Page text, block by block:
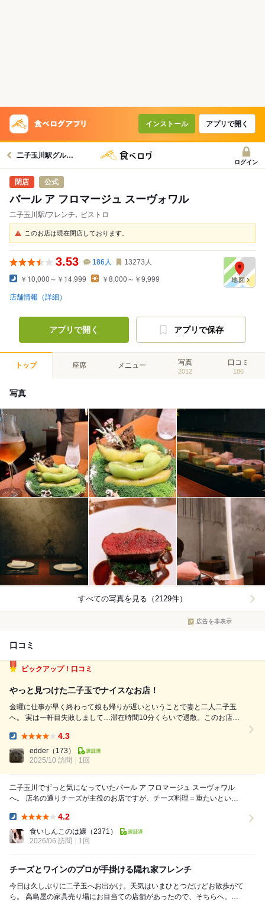
インストール アプリで開く
二子玉川駅グルメへ
ログイン
公式
バール ア フロマージュ スーヴォワル
二子玉川駅/フレンチ､ ビストロ
このお店は現在閉店しております。
3.53 186 人 13273 人
￥10,000～￥14,999 ￥8,000～￥9,999
店舗情報（詳細）
アプリで開く アプリで保存
トップ 座席 メニュー 写真
2012
口コミ
186
写真
すべての写真を見る（2129件）
広告を非表示
口コミ
ピックアップ！口コミ
やっと見つけた二子玉でナイスなお店！
金曜に仕事が早く終わって娘も帰りが遅いということで妻と二人二子玉
へ。 実は一軒目失敗しまして…滞在時間10分くらいで退散。このお店の
念ながら、これは！というお店に出会えてない… こりゃ家帰ってフテ寝
だなぁ、なんて帰...
4.3
edder （173）
2025/10 訪問
1回
二子玉川でずっと気になっていたバール ア フロマージュ スーヴォワル
へ。 店名の通りチーズが主役のお店ですが、チーズ料理＝重たいという
4.2
食いしんこのは嬢 （2371）
2026/06 訪問
1回
チーズとワインのプロが手掛ける隠れ家フレンチ
今日は久しぶりに二子玉へお出かけ。天気はいまひとつだけどお散歩がて
ら。 高島屋の家具売り場にお目当ての店舗があったので、そちらへ。ソ